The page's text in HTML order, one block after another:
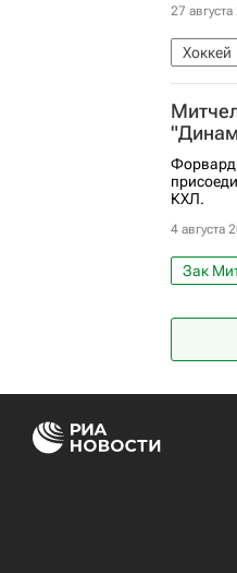
27
Хоккей
Форвард
КХЛ.
4 августа
Зак